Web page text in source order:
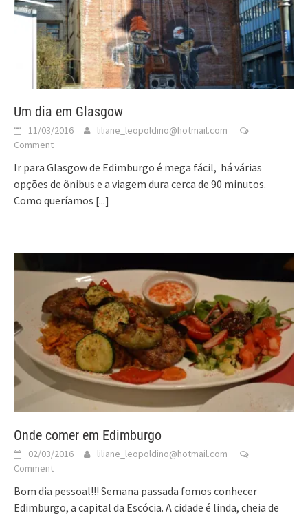
Um dia em Glasgow
11/03/2016
liliane_leopoldino@hotmail.com
Comment
Ir para Glasgow de Edimburgo é mega fácil, há várias
opções de ônibus e a viagem dura cerca de 90 minutos.
Como queríamos [...]
Onde comer em Edimburgo
02/03/2016
liliane_leopoldino@hotmail.com
Comment
Bom dia pessoal!!! Semana passada fomos conhecer
Edimburgo, a capital da Escócia. A cidade é linda, cheia de